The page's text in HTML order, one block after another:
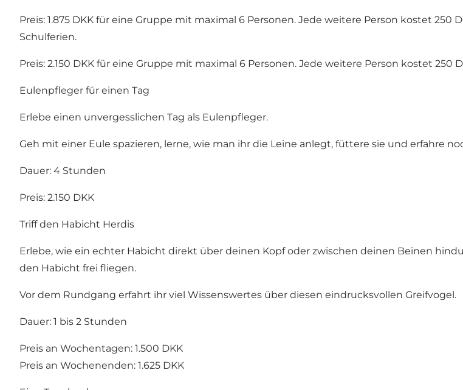
Preis: 1.875 DKK für eine Gruppe mit maximal 6 Personen. Jede weitere Person kostet
Schulferien.
Preis: 2.150 DKK für eine Gruppe mit maximal 6 Personen. Jede weitere Person kostet
Eulenpfleger für einen Tag
Erlebe einen unvergesslichen Tag als Eulenpfleger.
Geh mit einer Eule spazieren, lerne, wie man ihr die Leine anlegt, füttere sie und erfahre
Dauer: 4 Stunden
Preis: 2.150 DKK
Triff den Habicht Herdis
Erlebe, wie ein echter Habicht direkt über deinen Kopf oder zwischen deinen Beinen
den Habicht frei fliegen.
Vor dem Rundgang erfahrt ihr viel Wissenswertes über diesen eindrucksvollen Greifvogel.
Dauer: 1 bis 2 Stunden
Preis an Wochentagen: 1.500 DKK
Preis an Wochenenden: 1.625 DKK